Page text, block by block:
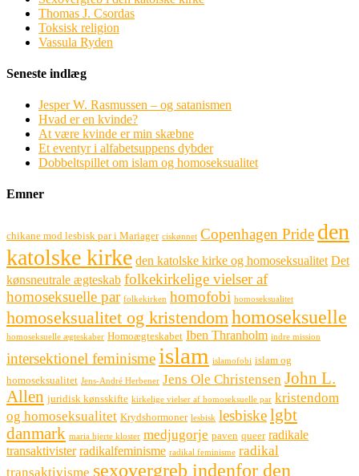
Thomas J. Csordas
Toksisk religion
Vassula Ryden
Seneste indlæg
Jesper W. Rasmussen – og satanismen
Hvad er en kvinde?
At være kvinde er min skæbne
Et eventyr i alfabetsuppens dybder
Dobbeltspillet om islam og homoseksualitet
Emner
chikane mod lesbisk par i Mariager ciskønnet Copenhagen Pride den
katolske kirke den katolske kirke og homoseksualitet Det
kønsneutrale ægteskab folkekirkelige vielser af
homoseksuelle par folkekirken homofobi homoseksualitet
homoseksualitet og kristendom homoseksuelle
homoseksuelle ægteskaber Homoægteskabet Iben Thranholm indre mission
intersektionel feminisme islam islamofobi islam og
homoseksualitet Jens-André Herbener Jens Ole Christensen John L.
Allen juridisk kønsskifte kirkelige vielser af homoseksuelle par kristendom
og homoseksualitet Krydshormoner lesbisk lesbiskelgbt
danmark maria hjerte kloster medjugorje paven queer radikale
transaktivister radikalfeminisme radikal feminisme radikal
transaktivisme sexovergreb indenfor den